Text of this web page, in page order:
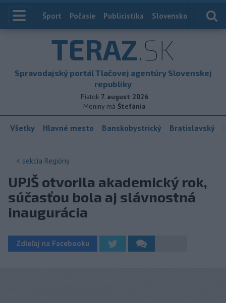
Index
Šport Počasie Publicistika Slovensko
TERAZ.SK
Spravodajský portál Tlačovej agentúry Slovenskej
republiky
Piatok 7. august 2026
Meniny má Štefánia
Všetky Hlavné mesto Banskobystrický Bratislavský
< sekcia Regióny
UPJŠ otvorila akademický rok,
súčasťou bola aj slávnostná
inaugurácia
Zdieľaj na Facebooku